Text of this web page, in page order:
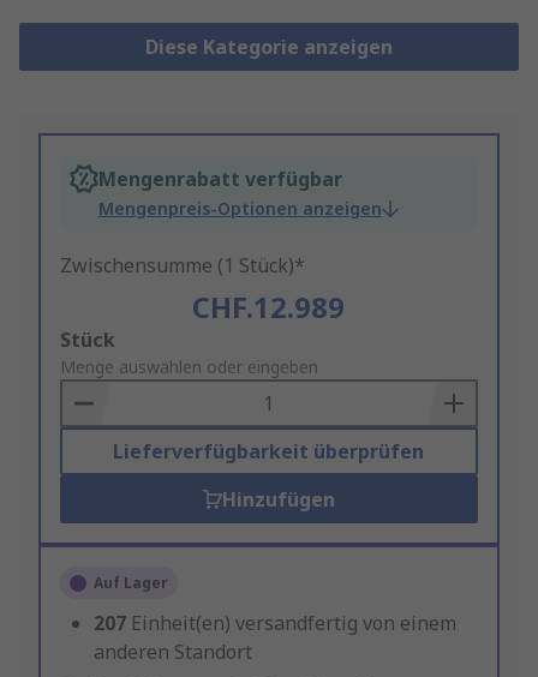
Diese Kategorie anzeigen
Mengenrabatt verfügbar
Mengenpreis-Optionen anzeigen
Zwischensumme (1 Stück)*
CHF.12.989
Add
to
Basket
Stück
Menge auswählen oder eingeben
Lieferverfügbarkeit überprüfen
Hinzufügen
Auf Lager
207 Einheit(en) versandfertig von einem
anderen Standort